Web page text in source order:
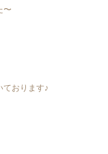
〜
ております♪